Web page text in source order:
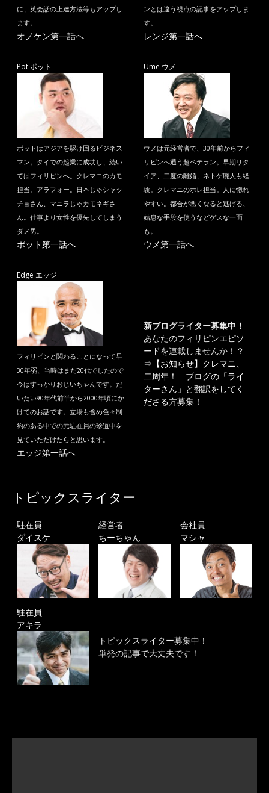
に、英会話の上達方法等もアップし
ます。
オノケン第一話へ
ンとは違う視点の記事をアップしま
す。
レンジ第一話へ
Pot ポット
ポットはアジアを駆け回るビジネス
マン。タイでの起業に成功し、続い
てはフィリピンへ。クレマニのカモ
担当。アラフォー。日本じゃシャッ
チョさん、マニラじゃカモネギさ
ん。仕事より女性を優先してしまう
ダメ男。
ポット第一話へ
Ume ウメ
ウメは元経営者で、30年前からフィ
リピンへ通う超ベテラン。早期リタ
イア、二度の離婚、ネトゲ廃人も経
験。クレマニのホレ担当。人に惚れ
やすい。都合が悪くなると逃げる、
姑息な手段を使うなどゲスな一面
も。
ウメ第一話へ
Edge エッジ
フィリピンと関わることになって早
30年弱、当時はまだ20代でしたので
今はすっかりおじいちゃんです。だ
いたい90年代前半から2000年頃にか
けてのお話です。立場も含め色々制
約のある中での元駐在員の珍道中を
見ていただけたらと思います。
エッジ第一話へ
新ブログライター募集中！
あなたのフィリピンエピソ
ードを連載しませんか！？
⇒ 【お知らせ】クレマニ、
二周年！ ブログの「ライ
ターさん」と翻訳をしてく
ださる方募集！
トピックスライター
駐在員
ダイスケ
経営者
ちーちゃん
会社員
マシャ
駐在員
アキラ
トピックスライター募集中！
単発の記事で大丈夫です！